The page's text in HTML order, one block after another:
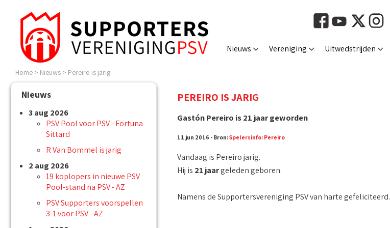
Nieuws Vereniging Uitwedstrijden
Home > Nieuws > Pereiro is jarig
Nieuws
3 aug 2026
PSV Pool voor PSV - Fortuna
Sittard
R Van Bommel is jarig
2 aug 2026
19 koplopers in nieuwe PSV
Pool-stand na PSV - AZ
PSV Supporters voorspellen
3-1 voor PSV - AZ
PEREIRO IS JARIG
Gastón Pereiro is 21 jaar geworden
11 jun 2016 - Bron:Spelersinfo: Pereiro
Vandaag is Pereiro jarig.
Hij is 21 jaargeleden geboren.
Namens de Supportersvereniging PSV van harte gefeliciteerd.